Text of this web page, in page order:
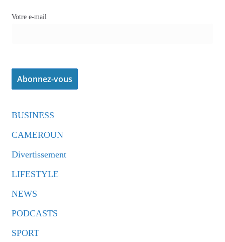
Votre e-mail
BUSINESS
CAMEROUN
Divertissement
LIFESTYLE
NEWS
PODCASTS
SPORT